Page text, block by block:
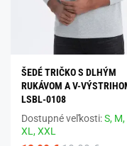
ŠEDÉ TRIČKO S DLHÝM
RUKÁVOM A V-
LSBL-0108
Dostupné veľkosti:S, M,
XL,XXL